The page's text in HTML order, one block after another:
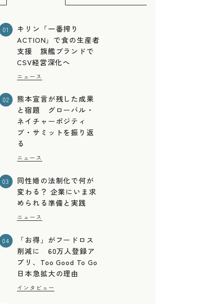
01
キリン「一番搾り
ACTION」で食の生産者
支援 旗艦ブランドで
CSV経営深化へ
ニュース
02
熊本宣言が残した成果
と宿題 グローバル・
ネイチャーポジティ
ブ・サミットを振り返
る
ニュース
03
同性婚の法制化で何が
変わる？ 企業にいま求
められる準備と実践
ニュース
04
「お得」がフードロス
削減に 60万人登録ア
プリ、Too Good To Go
日本急拡大の理由
インタビュー